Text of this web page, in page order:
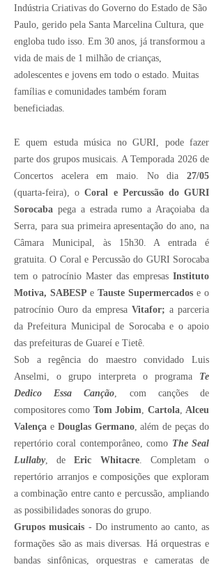
Indústria Criativas do Governo do Estado de São
Paulo, gerido pela Santa Marcelina Cultura, que
engloba tudo isso. Em 30 anos, já transformou a
vida de mais de 1 milhão de crianças,
adolescentes e jovens em todo o estado. Muitas
famílias e comunidades também foram
beneficiadas.
E quem estuda música no GURI, pode fazer
parte dos grupos musicais. A Temporada 2026 de
Concertos acelera em maio. No dia 27/05
(quarta-feira), oCoral e Percussão do GURI
Sorocaba pega a estrada rumo a Araçoiaba da
Serra, para sua primeira apresentação do ano, na
Câmara Municipal, às 15h30. A entrada é
gratuita. O Coral e Percussão do GURI Sorocaba
tem o patrocínio Master das empresas Instituto
Motiva, SABESP e Tauste Supermercados e o
patrocínio Ouro da empresa Vitafor; a parceria
da Prefeitura Municipal de Sorocaba e o apoio
das prefeituras de Guareí e Tietê.
Sob a regência do maestro convidado Luis
Anselmi, o grupo interpreta o programa Te
Dedico Essa Canção , com canções de
compositores como Tom Jobim Cartola, Alceu
Valença e Douglas Germano, além de peças do
repertório coral contemporâneo, como The Seal
Lullaby, deEric Whitacre. Completam o
repertório arranjos e composições que exploram
a combinação entre canto e percussão, ampliando
as possibilidades sonoras do grupo.
Grupos musicais - Do instrumento ao canto, as
formações são as mais diversas. Há orquestras e
bandas sinfônicas, orquestras e cameratas de